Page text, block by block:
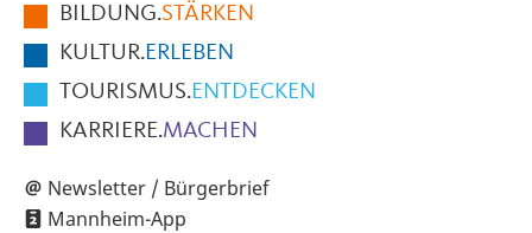
SeiteBILDUNG.STÄRKEN
KULTUR.ERLEBEN
TOURISMUS.ENTDECKEN
KARRIERE.MACHEN
Newsletter / Bürgerbrief
Mannheim-App